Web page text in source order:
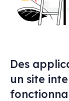
Des
un site